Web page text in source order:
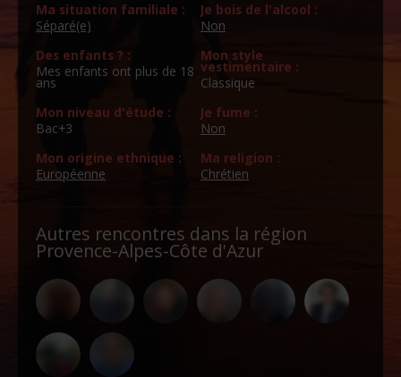
Ma situation familiale :
Séparé(e)
Je bois de l'alcool :
Non
Des enfants ? :
Mes enfants ont plus de 18
ans
Mon style
vestimentaire :
Classique
Mon niveau d'étude :
Bac+3
Je fume :
Non
Mon origine ethnique :
Européenne
Ma religion :
Chrétien
Autres rencontres dans la région
Provence-Alpes-Côte d'Azur